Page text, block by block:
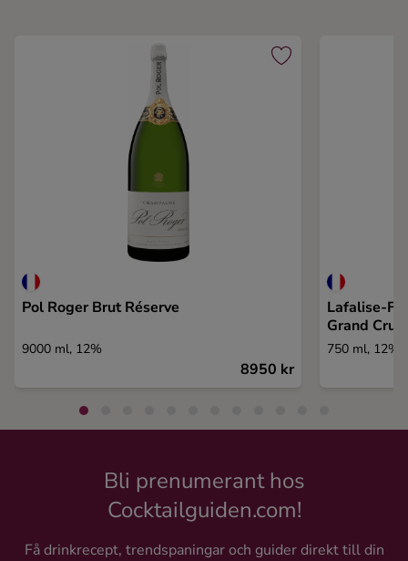
Pol Roger Brut Réserve
9000 ml, 12%
8950 kr
Lafalise-
Grand Cru
750 ml, 12%
Bli prenumerant hos
Cocktailguiden.com!
Få drinkrecept, trendspaningar och guider direkt till din